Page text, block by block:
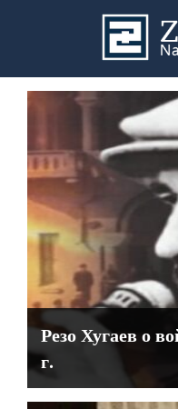
Резо Хугаев о
г.